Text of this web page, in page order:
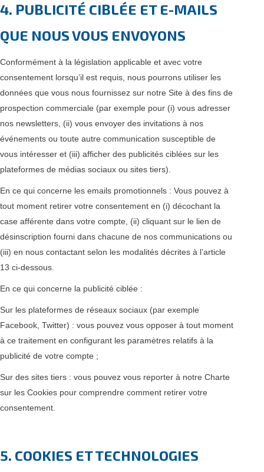
4. PUBLICITÉ CIBLÉE ET E-MAILS
QUE NOUS VOUS ENVOYONS
Conformément à la législation applicable et avec votre
consentement lorsqu’il est requis, nous pourrons utiliser les
données que vous nous fournissez sur notre Site à des fins de
prospection commerciale (par exemple pour (i) vous adresser
nos newsletters, (ii) vous envoyer des invitations à nos
événements ou toute autre communication susceptible de
vous intéresser et (iii) afficher des publicités ciblées sur les
plateformes de médias sociaux ou sites tiers).
En ce qui concerne les emails promotionnels : Vous pouvez à
tout moment retirer votre consentement en (i) décochant la
case afférente dans votre compte, (ii) cliquant sur le lien de
désinscription fourni dans chacune de nos communications ou
(iii) en nous contactant selon les modalités décrites à l’article
13 ci-dessous.
En ce qui concerne la publicité ciblée :
Sur les plateformes de réseaux sociaux (par exemple
Facebook, Twitter) : vous pouvez vous opposer à tout moment
à ce traitement en configurant les paramètres relatifs à la
publicité de votre compte ;
Sur des sites tiers : vous pouvez vous reporter à notre Charte
sur les Cookies pour comprendre comment retirer votre
consentement.
5. COOKIES ET TECHNOLOGIES